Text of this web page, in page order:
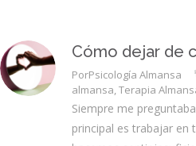
Cómo dejar de
PorPsicología Almansa
almansa,Terapia
Siempre me
principal es trabajar